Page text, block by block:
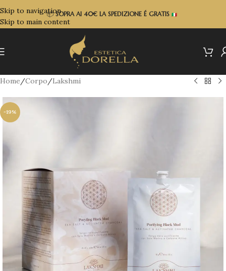
Skip to navigation
Skip to main content
📦 SOPRAAI 40€ LA SPEDIZIONE É GRATIS
Home/Corpo/Lakshmi
-19%